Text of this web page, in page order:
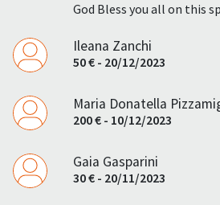
God Bless you all on this
Ileana Zanchi
50 € - 20/12/2023
Maria Donatella
200 € - 10/12/2023
Gaia Gasparini
30 € - 20/11/2023